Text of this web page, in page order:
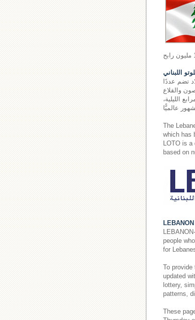
اللبناني
تضم عددًا
والقلاع
الليلية،
The
which has
LOTO is
based on
people
for
To
updated
lottery,
patterns,
These